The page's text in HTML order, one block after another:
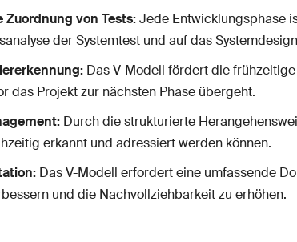
Zuordnung von Tests:Jede Entwicklungsphase
der Systemtest und auf das
Das V-Modell fördert die
das Projekt zur nächsten Phase übergeht.
Durch die strukturierte
erkannt und adressiert werden können.
Das V-Modell erfordert eine umfassende
und die Nachvollziehbarkeit zu erhöhen.